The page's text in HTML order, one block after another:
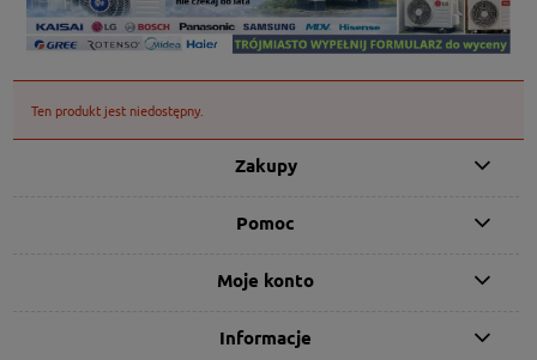
Ten produkt jest niedostępny.
Zakupy
Pomoc
Moje konto
Informacje